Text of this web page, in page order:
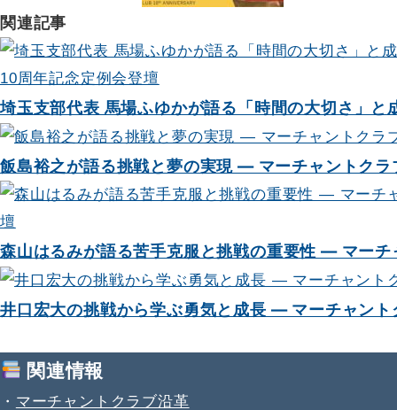
シ
ョ
ン
関連記事
埼玉支部代表 馬場ふゆかが語る「時間の大切さ」
飯島裕之が語る挑戦と夢の実現 — マーチャントク
森山はるみが語る苦手克服と挑戦の重要性 — マー
井口宏大の挑戦から学ぶ勇気と成長 — マーチャン
関連情報
・ マーチャントクラブ沿革